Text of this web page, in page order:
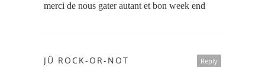
merci de nous gater autant et bon week end
Reply
JÛ ROCK-OR-NOT